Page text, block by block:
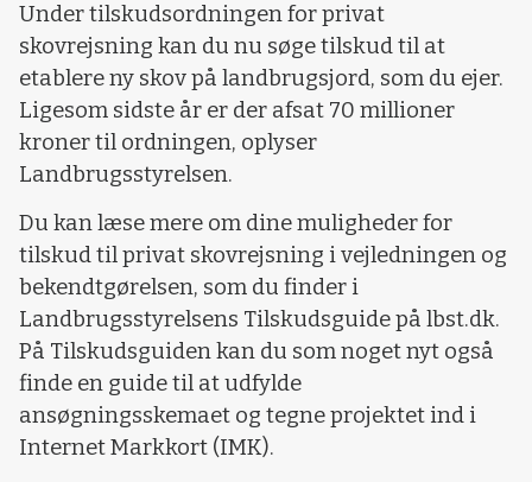
Under tilskudsordningen for privat
skovrejsning kan du nu søge tilskud til at
etablere ny skov på landbrugsjord, som du ejer.
Ligesom sidste år er der afsat 70 millioner
kroner til ordningen, oplyser
Landbrugsstyrelsen.
Du kan læse mere om dine muligheder for
tilskud til privat skovrejsning i vejledningen og
bekendtgørelsen, som du finder i
Landbrugsstyrelsens Tilskudsguide på lbst.dk.
På Tilskudsguiden kan du som noget nyt også
finde en guide til at udfylde
ansøgningsskemaet og tegne projektet ind i
Internet Markkort (IMK).